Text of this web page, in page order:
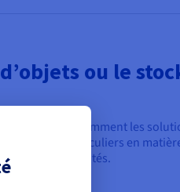
ou le
comprendre comment les
des défis particuliers en
et à vos activités.